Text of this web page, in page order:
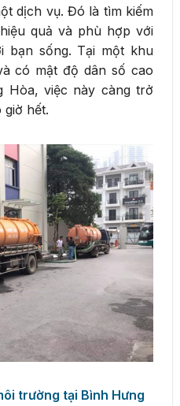
dịch vụ. Đó là tìm kiếm
quả và phù hợp với
bạn sống. Tại một khu
có mật độ dân số cao
Hòa, việc này càng trở
hết.
trường tại Bình Hưng